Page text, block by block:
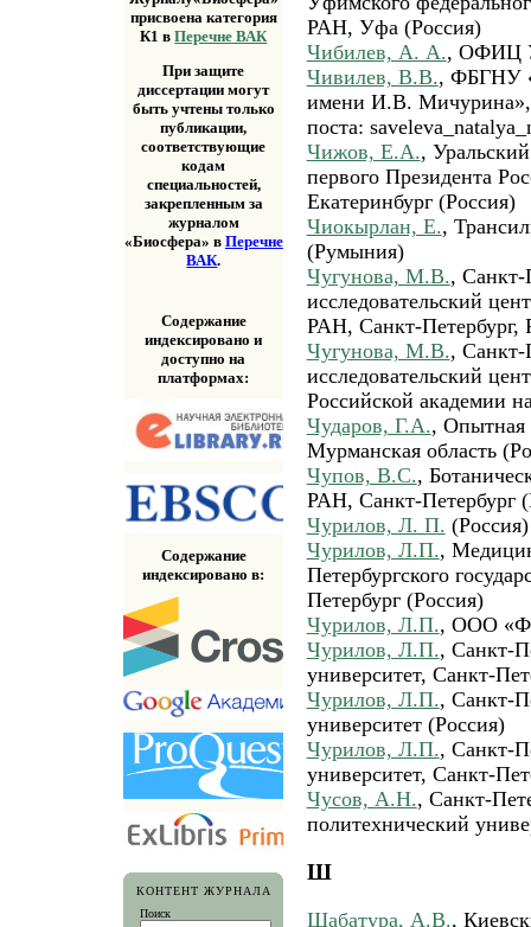
присвоена категория
К1 вПеречне ВАК
При защите
диссертации могут
быть учтены только
публикации,
соответствующие
кодам
специальностей,
закрепленным за
журналом
«Биосфера» в Перечне
ВАК.
Содержание
индексировано и
доступно на
платформах:
Содержание
индексировано в:
КОНТЕНТ ЖУРНАЛА
Поиск
РАН, Уфа (Россия)
Чибилев, А. А., ОФИЦ
Чивилев, В.В., ФБГНУ
имени И.В. Мичурина»,
поста:
Чижов, Е.А.,
первого Президента
Екатеринбург (Россия)
Чиокырлан, Е.,
(Румыния)
Чугунова, М.В., Санкт-
исследовательский
РАН, Санкт-Петербург,
Чугунова, М.В., Санкт-
исследовательский
Российской академии
Чударов, Г.А., Опытная
Мурманская область
Чупов, В.С.,
РАН, Санкт-Петербург
Чурилов, Л. П. (Россия)
Чурилов, Л.П.,
Петербургского
Петербург (Россия)
Чурилов, Л.П., ООО
Чурилов, Л.П., Санкт-
университет, Санкт-
Чурилов, Л.П., Санкт-
университет (Россия)
Чурилов, Л.П., Санкт-
университет, Санкт-
Чусов, А.Н., Санкт-
политехнический
Ш
Шабатура, А.В.,